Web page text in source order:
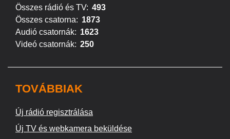
Összes rádió és TV: 493
Összes csatorna: 1873
Audió csatornák: 1623
Videó csatornák: 250
TOVÁBBIAK
Új rádió regisztrálása
Új TV és webkamera beküldése